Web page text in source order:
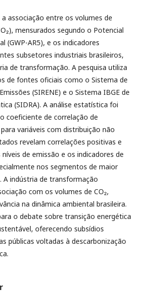
associação entre os volumes de
mensurados segundo o Potencial
(GWP-AR5), e os indicadores
subsetores industriais brasileiros,
de transformação. A pesquisa utiliza
de fontes oficiais como o Sistema de
(SIRENE) e o Sistema IBGE de
(SIDRA). A análise estatística foi
coeficiente de correlação de
variáveis com distribuição não
revelam correlações positivas e
de emissão e os indicadores de
nos segmentos de maior
A indústria de transformação
com os volumes de CO₂,
na dinâmica ambiental brasileira.
o debate sobre transição energética
oferecendo subsídios
públicas voltadas à descarbonização